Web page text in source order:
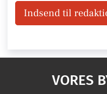
Indsend til
VORES